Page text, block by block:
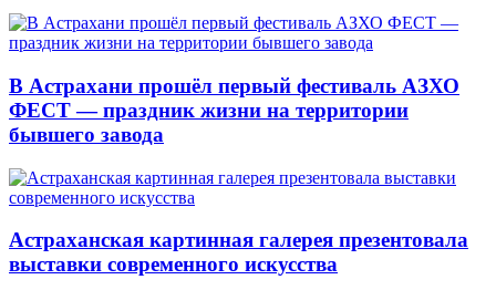
В Астрахани прошёл первый фестиваль АЗХО
ФЕСТ — праздник жизни на территории
бывшего завода
Астраханская картинная галерея презентовала
выставки современного искусства